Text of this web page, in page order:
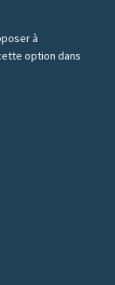
à
option dans